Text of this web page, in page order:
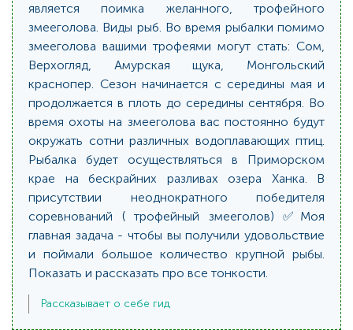
является поимка желанного, трофейного
змееголова. Виды рыб. Во время рыбалки помимо
змееголова вашими трофеями могут стать: Сом,
Верхогляд, Амурская щука, Монгольский
краснопер. Сезон начинается с середины мая и
продолжается в плоть до середины сентября. Во
время охоты на змееголова вас постоянно будут
окружать сотни различных водоплавающих птиц.
Рыбалка будет осуществляться в Приморском
крае на бескрайних разливах озера Ханка. В
присутствии неоднократного победителя
соревнований ( трофейный змееголов) ✅️Моя
главная задача - чтобы вы получили удовольствие
и поймали большое количество крупной рыбы.
Показать и рассказать про все тонкости.
Рассказывает о себе гид